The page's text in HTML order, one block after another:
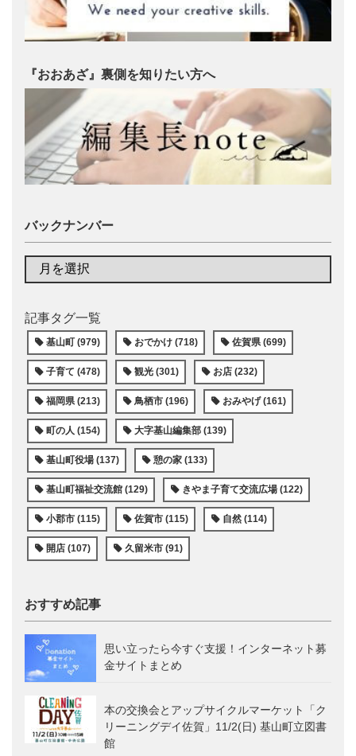
『おおあざ』裏側を知りたい方へ
バックナンバー
記事タグ一覧
基山町 (979) おでかけ (718) 佐賀県 (699)
子育て (478) 観光 (301) お店 (232)
福岡県 (213) 鳥栖市 (196) おみやげ (161)
町の人 (154) 大字基山編集部 (139)
基山町役場 (137) 憩の家 (133)
基山町福祉交流館 (129) きやま子育て交流広場 (122)
小郡市 (115) 佐賀市 (115) 自然 (114)
開店 (107) 久留米市 (91)
おすすめ記事
思い立ったら今すぐ支援！インターネット募
金サイトまとめ
本の交換会とアップサイクルマーケット「ク
リーニングデイ佐賀」11/2(日) 基山町立図書
館